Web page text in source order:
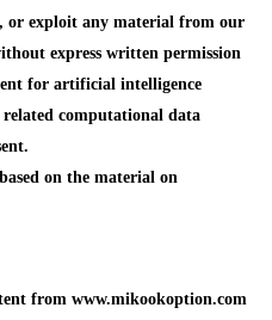
or exploit any material from our
express written permission
for artificial intelligence
computational data
on the material on
from www.mikookoption.com